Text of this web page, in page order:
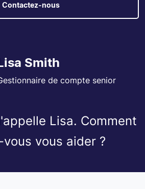
Contactez-nous
Smith
de compte senior
Lisa. Comment
vous aider ?